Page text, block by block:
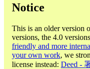
Notice
This is an older version
versions, the 4.0
friendly and more
your own work, we
license instead: Deed -